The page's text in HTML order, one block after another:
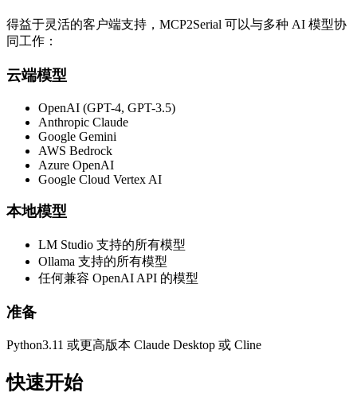
得益于灵活的客户端支持，MCP2Serial 可以与多种 AI 模型协
同工作：
云端模型
OpenAI (GPT-4, GPT-3.5)
Anthropic Claude
Google Gemini
AWS Bedrock
Azure OpenAI
Google Cloud Vertex AI
本地模型
LM Studio 支持的所有模型
Ollama 支持的所有模型
任何兼容 OpenAI API 的模型
准备
Python3.11 或更高版本 Claude Desktop 或 Cline
快速开始